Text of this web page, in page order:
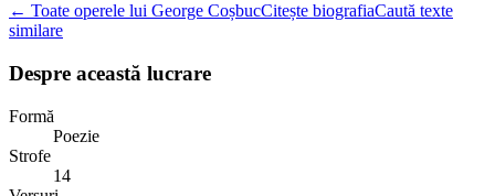
← Toate operele lui George CoșbucCitește biografiaCaută texte
similare
Despre această lucrare
Formă
Poezie
Strofe
14